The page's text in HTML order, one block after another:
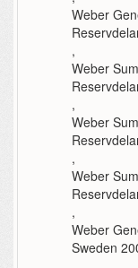
Weber
,
Weber
,
Weber
,
Weber
,
Weber
Sweden